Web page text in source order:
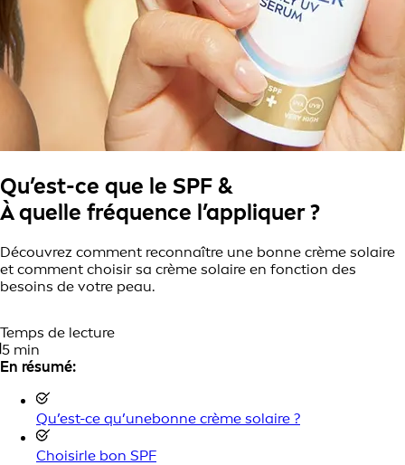
Qu’est-ce que le SPF &
À quelle fréquence l’appliquer ?
Découvrez comment reconnaître une bonne crème solaire
et comment choisir sa crème solaire en fonction des
besoins de votre peau.
Temps de lecture
5 min
En résumé:
Qu’est-ce qu’unebonne crème solaire ?
Choisirle bon SPF